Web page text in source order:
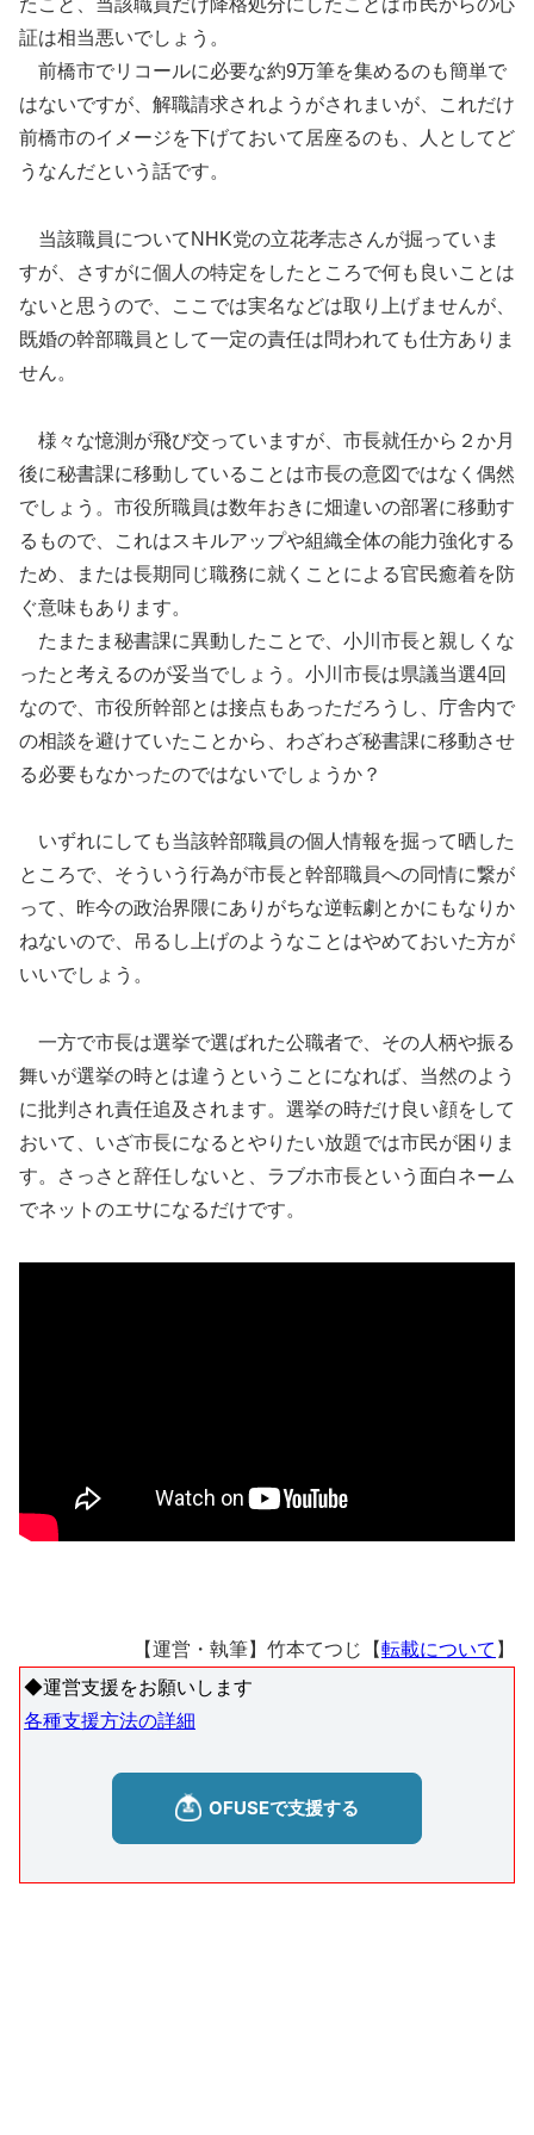
たこと、当該職員だけ降格処分にしたことは市民からの心
証は相当悪いでしょう。
前橋市でリコールに必要な約9万筆を集めるのも簡単で
はないですが、解職請求されようがされまいが、これだけ
前橋市のイメージを下げておいて居座るのも、人としてど
うなんだという話です。
当該職員についてNHK党の立花孝志さんが掘っていま
すが、さすがに個人の特定をしたところで何も良いことは
ないと思うので、ここでは実名などは取り上げませんが、
既婚の幹部職員として一定の責任は問われても仕方ありま
せん。
様々な憶測が飛び交っていますが、市長就任から２か月
後に秘書課に移動していることは市長の意図ではなく偶然
でしょう。市役所職員は数年おきに畑違いの部署に移動す
るもので、これはスキルアップや組織全体の能力強化する
ため、または長期同じ職務に就くことによる官民癒着を防
ぐ意味もあります。
たまたま秘書課に異動したことで、小川市長と親しくな
ったと考えるのが妥当でしょう。小川市長は県議当選4回
なので、市役所幹部とは接点もあっただろうし、庁舎内で
の相談を避けていたことから、わざわざ秘書課に移動させ
る必要もなかったのではないでしょうか？
いずれにしても当該幹部職員の個人情報を掘って晒した
ところで、そういう行為が市長と幹部職員への同情に繋が
って、昨今の政治界隈にありがちな逆転劇とかにもなりか
ねないので、吊るし上げのようなことはやめておいた方が
いいでしょう。
一方で市長は選挙で選ばれた公職者で、その人柄や振る
舞いが選挙の時とは違うということになれば、当然のよう
に批判され責任追及されます。選挙の時だけ良い顔をして
おいて、いざ市長になるとやりたい放題では市民が困りま
す。さっさと辞任しないと、ラブホ市長という面白ネーム
でネットのエサになるだけです。
【運営・執筆】竹本てつじ【転載について 】
◆運営支援をお願いします
各種支援方法の詳細